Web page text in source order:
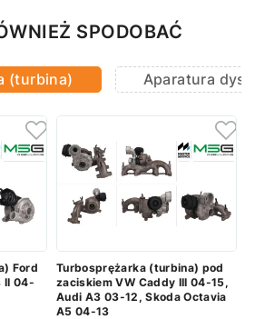
SPODOBAĆ
(turbina) Aparatura
Ford
II 04-
Turbosprężarka (turbina) pod
zaciskiem VW Caddy III 04-15,
Audi A3 03-12, Skoda Octavia
A5 04-13